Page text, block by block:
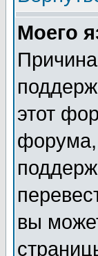
Моего
этот
форума,
вы